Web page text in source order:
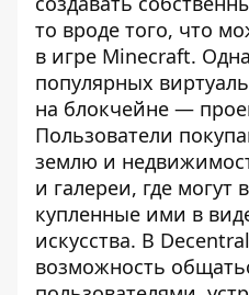
то вроде того, что
в игре Minecraft.
популярных
на блокчейне —
Пользователи
землю и
и галереи, где могут
купленные ими в
искусства. В
возможность